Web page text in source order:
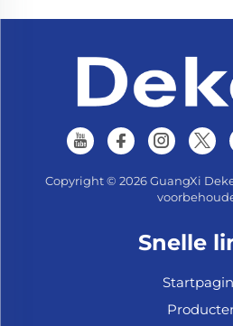
Copyright © 2026 GuangXi
Snelle